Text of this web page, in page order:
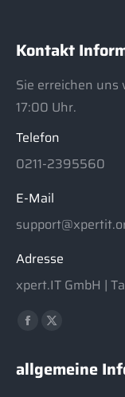
Kontakt
Sie erreichen
17:00 Uhr.
Telefon
0211-2395560
E-Mail
Adresse
xpert.IT GmbH |
Finden Sie uns auf:
Facebook
opens
X
opens
allgemeine